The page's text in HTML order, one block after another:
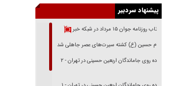
پیشنهاد سردبیر
بازتاب روزنامه جوان ۱۵ مرداد در شبکه خبر
امام حسین (ع) کشته سیرت‌های عصر جاهلی شد
پیاده روی جاماندگان اربعین حسینی در تهران - ۲